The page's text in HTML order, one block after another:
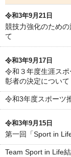
令和3年9月21日
競技力強化のため
て
令和3年9月17日
令和３年度生涯ス
彰者の決定について
令和3年度スポーツ
令和3年9月15日
第一回「Sport in
Team Sport in Life